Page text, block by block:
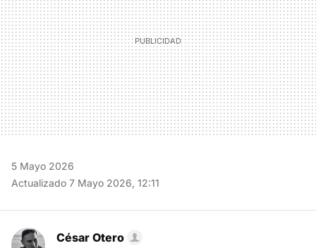
5 Mayo 2026
Actualizado 7 Mayo 2026, 12:11
César Otero